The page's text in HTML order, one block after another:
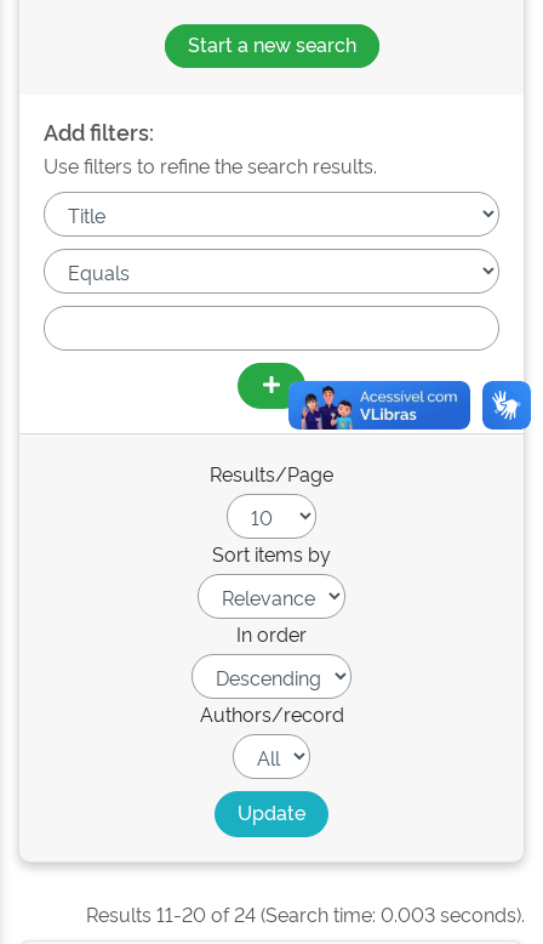
Start a new search
Add filters:
Use filters to refine the search results.
Results/Page
Sort items by
In order
Authors/record
Results 11-20 of 24 (Search time: 0.003 seconds).